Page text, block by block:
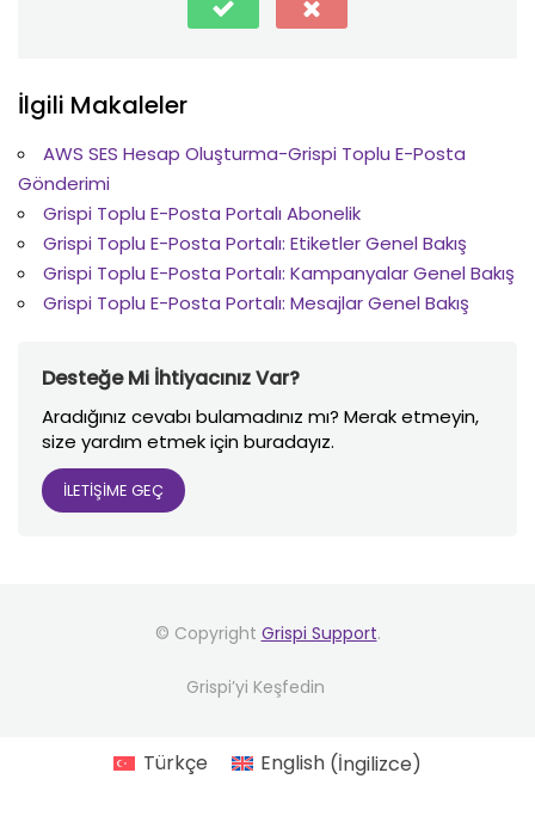
İlgili Makaleler
AWS SES Hesap Oluşturma-Grispi Toplu E-Posta
Gönderimi
Grispi Toplu E-Posta Portalı Abonelik
Grispi Toplu E-Posta Portalı: Etiketler Genel Bakış
Grispi Toplu E-Posta Portalı: Kampanyalar Genel Bakış
Grispi Toplu E-Posta Portalı: Mesajlar Genel Bakış
Desteğe Mi İhtiyacınız Var?
Aradığınız cevabı bulamadınız mı? Merak etmeyin,
size yardım etmek için buradayız.
İLETİŞİME GEÇ
© Copyright Grispi Support.
Grispi’yi Keşfedin
Türkçe English(İngilizce)